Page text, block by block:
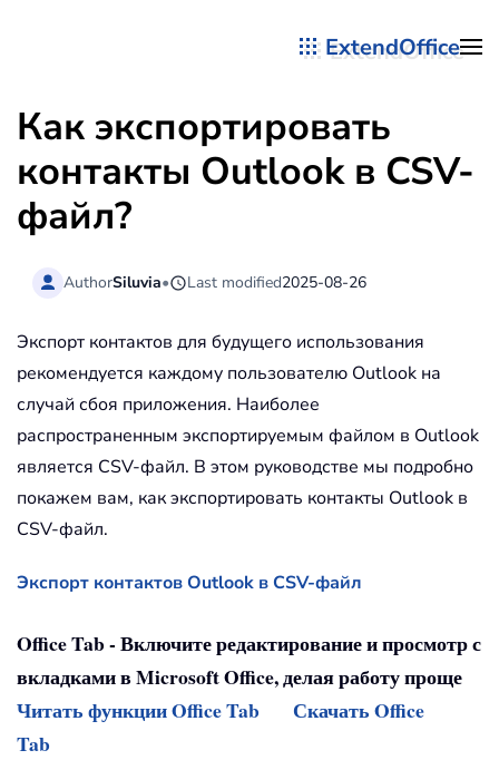
ExtendOffice
Как экспортировать
контакты Outlook в CSV-
файл?
AuthorSiluvia• Last modified2025-08-26
Экспорт контактов для будущего использования
рекомендуется каждому пользователю Outlook на
случай сбоя приложения. Наиболее
распространенным экспортируемым файлом в Outlook
является CSV-файл. В этом руководстве мы подробно
покажем вам, как экспортировать контакты Outlook в
CSV-файл.
Экспорт контактов Outlook в CSV-файл
Office Tab - Включите редактирование и просмотр с
вкладками в Microsoft Office, делая работу проще
Читать функции Office Tab
Скачать Office
Tab